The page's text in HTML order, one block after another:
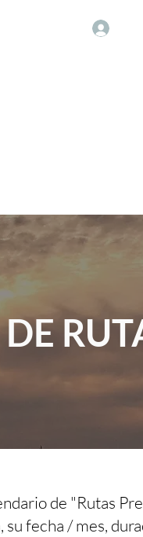
de "Rutas
fecha / mes,